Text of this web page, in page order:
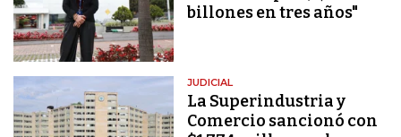
billones en tres años"
JUDICIAL
La Superindustria y
Comercio sancionó con